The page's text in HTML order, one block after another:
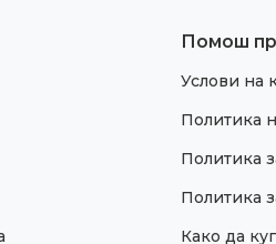
Помош
Услови на
Политика
Политика
Политика
Како да